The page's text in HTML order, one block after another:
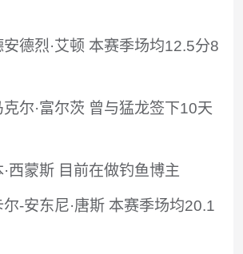
德烈·艾顿 本赛季场均12.5分8
尔·富尔茨 曾与猛龙签下10天
西蒙斯 目前在做钓鱼博主
-安东尼·唐斯 本赛季场均20.1